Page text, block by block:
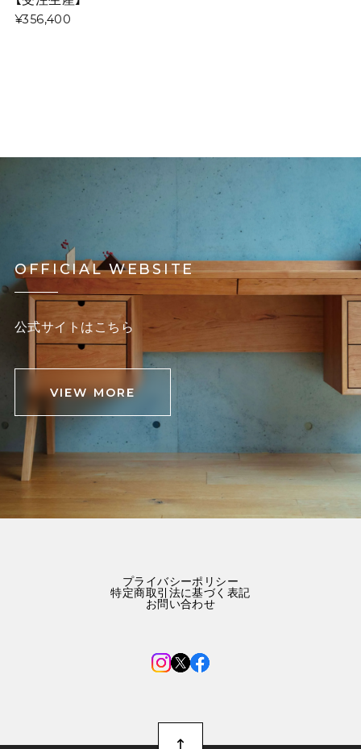
¥356,400
OFFICIAL WEBSITE
公式サイトはこちら
VIEW MORE
プライバシーポリシー
特定商取引法に基づく表記
お問い合わせ